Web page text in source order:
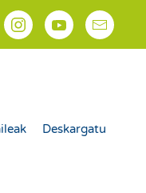
Deskargatu